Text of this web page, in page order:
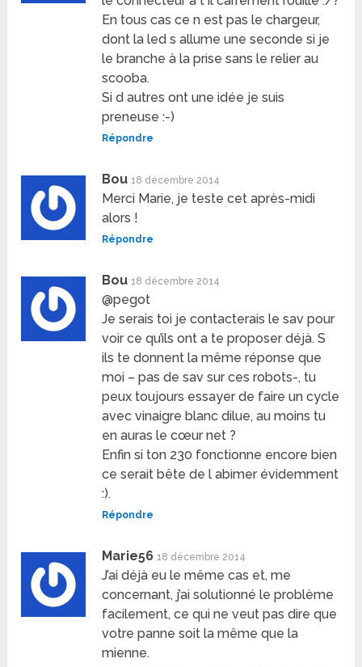
En tous cas ce n est pas le chargeur,
dont la led s allume une seconde si je
le branche à la prise sans le relier au
scooba.
Si d autres ont une idée je suis
preneuse :-)
Répondre
Bou 18 décembre 2014
Merci Marie, je teste cet après-midi
alors !
Répondre
Bou 18 décembre 2014
@pegot
Je serais toi je contacterais le sav pour
voir ce qu’ils ont a te proposer déjà. S
ils te donnent la même réponse que
moi – pas de sav sur ces robots-, tu
peux toujours essayer de faire un cycle
avec vinaigre blanc dilue, au moins tu
en auras le cœur net ?
Enfin si ton 230 fonctionne encore bien
ce serait bête de l abimer évidemment
:).
Répondre
Marie56 18 décembre 2014
J’ai déjà eu le même cas et, me
concernant, j’ai solutionné le problème
facilement, ce qui ne veut pas dire que
votre panne soit la même que la
mienne.